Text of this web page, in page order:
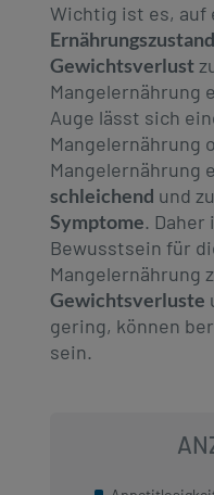
Wichtig ist es, auf
Ernährungszustand
Gewichtsverlust
Mangelernährung
Auge lässt sich
Mangelernährung
Mangelernährung
schleichend und
Symptome. Daher
Bewusstsein für
Mangelernährung
Gewichtsverluste
gering, können
sein.